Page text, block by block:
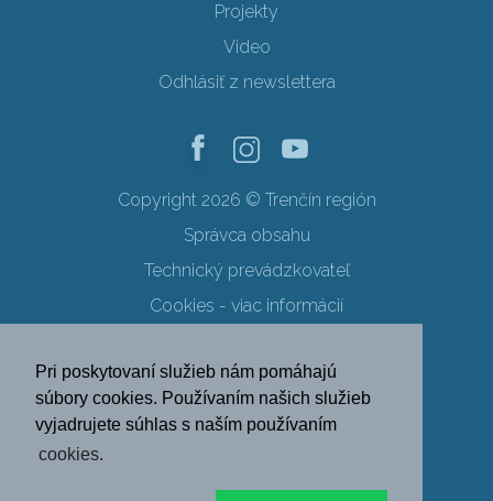
Pri poskytovaní služieb nám pomáhajú
súbory cookies. Používaním našich služieb
vyjadrujete súhlas s naším používaním
cookies.
Projekty
Video
Odhlásiť z newslettera
Copyright 2026 © Trenčín región
Správca obsahu
Technický prevádzkovateľ
Cookies - viac informácií
Ochrana osobných údajov
SK EN DE
PL